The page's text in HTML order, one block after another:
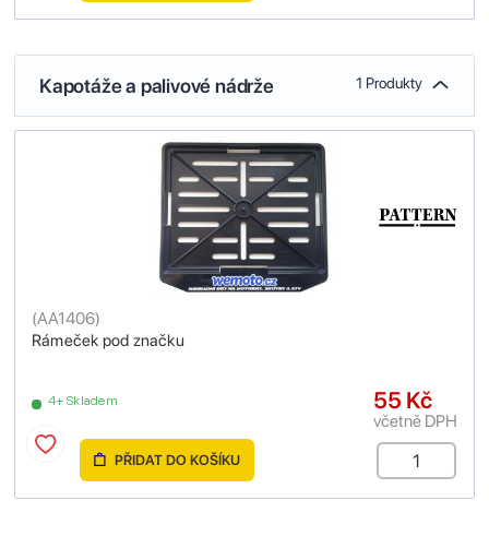
Kapotáže a palivové nádrže 1 Produkty
Rámeček pod značku
(AA1406)
4+ Skladem 55 Kč
včetně DPH
PŘIDAT DO KOŠÍKU